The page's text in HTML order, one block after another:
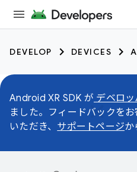
DEVELOP DEVICES
Android XR SDK が デベロ
ました。フィードバックを
いただき、 サポートページか